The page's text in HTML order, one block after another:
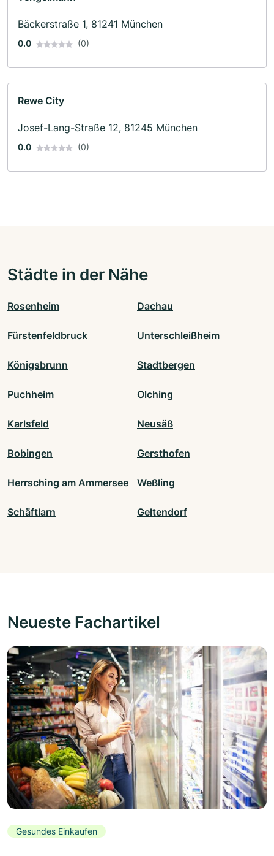
Bäckerstraße 1, 81241 München
0.0 (0)
Rewe City
Josef-Lang-Straße 12, 81245 München
0.0 (0)
Städte in der Nähe
Rosenheim Dachau
Fürstenfeldbruck Unterschleißheim
Königsbrunn Stadtbergen
Puchheim Olching
Karlsfeld Neusäß
Bobingen Gersthofen
Herrsching am Ammersee Weßling
Schäftlarn Geltendorf
Neueste Fachartikel
Gesundes Einkaufen